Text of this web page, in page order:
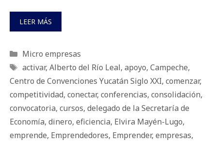
LEER MÁS
Categorías
Micro empresas
Etiquetas
activar, Alberto del Río Leal, apoyo, Campeche,
Centro de Convenciones Yucatán Siglo XXI, comenzar,
competitividad, conectar, conferencias, consolidación,
convocatoria, cursos, delegado de la Secretaría de
Economía, dinero, eficiencia, Elvira Mayén-Lugo,
emprende, Emprendedores, Emprender, empresas,